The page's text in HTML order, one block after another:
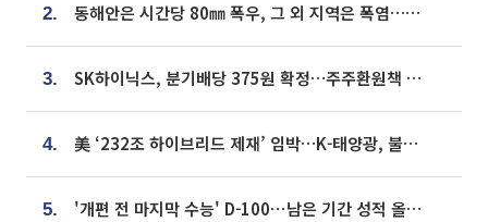
2. 동해안은 시간당 80㎜ 폭우, 그 외 지역은 폭염…‘극과 극 날씨’
3. SK하이닉스, 분기배당 375원 확정…주주환원책 9월로 앞당겨 발표
4. 美 ‘232조 하이브리드 제재’ 임박…K-태양광, 불확실성 털고 날개 다나
5. '개편 전 마지막 수능' D-100⋯남은 기간 성적 올릴 전략은